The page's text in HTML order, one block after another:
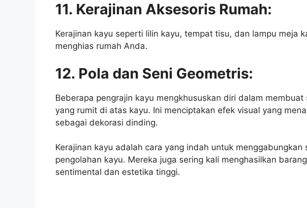
11. Kerajinan Aksesoris Rumah:
Kerajinan kayu seperti lilin kayu, tempat tisu, dan lampu meja
menghias rumah Anda.
12. Pola dan Seni Geometris:
Beberapa pengrajin kayu mengkhususkan diri dalam
yang rumit di atas kayu. Ini menciptakan efek visual yang
sebagai dekorasi dinding.
Kerajinan kayu adalah cara yang indah untuk menggabungkan
pengolahan kayu. Mereka juga sering kali menghasilkan
sentimental dan estetika tinggi.